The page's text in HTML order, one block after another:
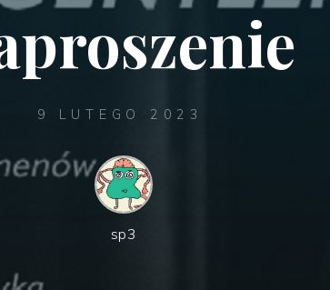
9 LUTEGO 2023
sp3